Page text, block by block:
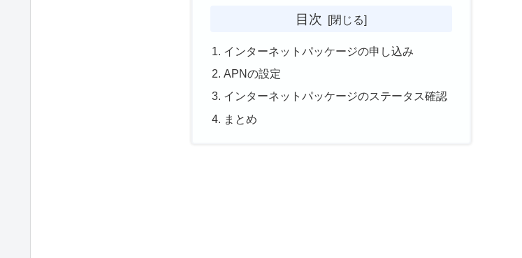
目次
インターネットパッケージの申し込み
APNの設定
インターネットパッケージのステータス確認
まとめ